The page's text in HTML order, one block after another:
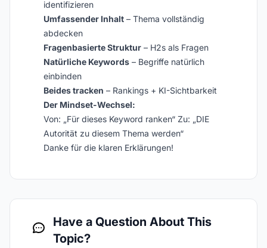
identifizieren
Umfassender Inhalt – Thema vollständig
abdecken
Fragenbasierte Struktur – H2s als Fragen
Natürliche Keywords – Begriffe natürlich
einbinden
Beides tracken – Rankings + KI-Sichtbarkeit
Der Mindset-Wechsel:
Von: „Für dieses Keyword ranken“ Zu: „DIE
Autorität zu diesem Thema werden“
Danke für die klaren Erklärungen!
Have a Question About This
Topic?